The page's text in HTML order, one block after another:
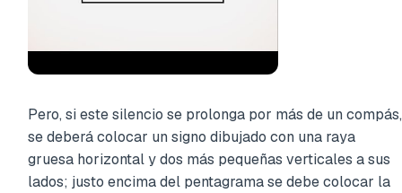
Pero, si este silencio se prolonga por más de un compás,
se deberá colocar un signo dibujado con una raya
gruesa horizontal y dos más pequeñas verticales a sus
lados; justo encima del pentagrama se debe colocar la